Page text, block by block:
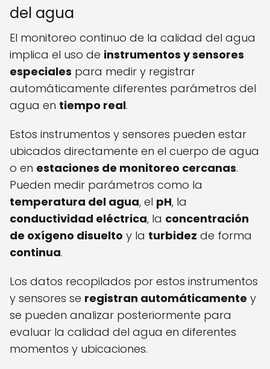
del agua
El monitoreo continuo de la calidad del agua
implica el uso de instrumentos y sensores
especiales para medir y registrar
automáticamente diferentes parámetros del
agua en tiempo real.
Estos instrumentos y sensores pueden estar
ubicados directamente en el cuerpo de agua
o en estaciones de monitoreo cercanas.
Pueden medir parámetros como la
temperatura del agua, el pH, la
conductividad eléctrica, la concentración
de oxígeno disuelto y la turbidez de forma
continua.
Los datos recopilados por estos instrumentos
y sensores se registran automáticamente y
se pueden analizar posteriormente para
evaluar la calidad del agua en diferentes
momentos y ubicaciones.